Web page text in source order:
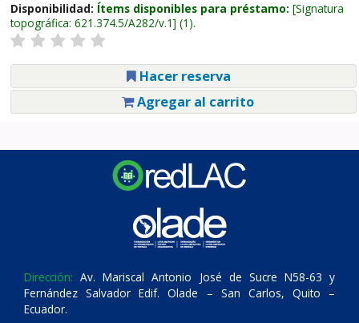
Disponibilidad: Ítems disponibles para préstamo: Signatura
topográfica: 621.374.5/A282/v.1 (1).
Hacer reserva
Agregar al carrito
Dirección: Av. Mariscal Antonio José de Sucre N58-63 y
Fernández Salvador Edif. Olade – San Carlos, Quito –
Ecuador.